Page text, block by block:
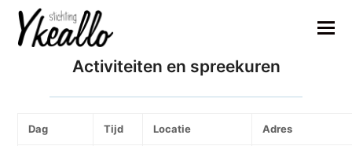
Activiteiten en spreekuren
Dag Tijd Locatie Adres